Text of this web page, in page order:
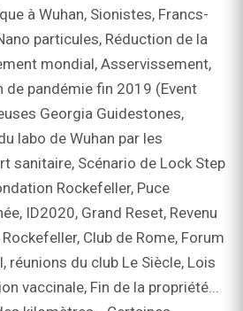
à Wuhan, Sionistes, Francs-
particules, Réduction de la
mondial, Asservissement,
de pandémie fin 2019 (Event
Georgia Guidestones,
labo de Wuhan par les
sanitaire, Scénario de Lock Step
Rockefeller, Puce
ID2020, Grand Reset, Revenu
Club de Rome, Forum
réunions du club Le Siècle, Lois
vaccinale, Fin de la propriété...